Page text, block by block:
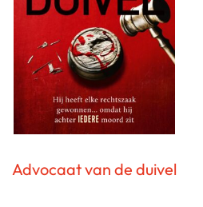
Advocaat van de duivel